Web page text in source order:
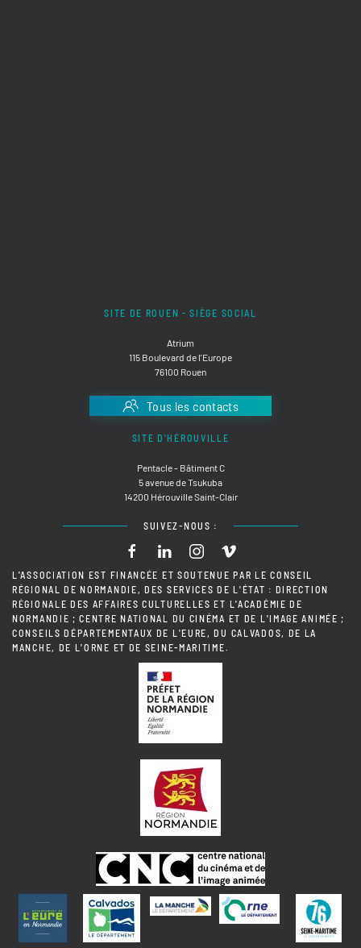
SITE DE ROUEN - SIÈGE SOCIAL
Atrium
115 Boulevard de l'Europe
76100 Rouen
Tous les contacts
SITE D'HÉROUVILLE
Pentacle - Bâtiment C
5 avenue de Tsukuba
14200 Hérouville Saint-Clair
SUIVEZ-NOUS :
L'ASSOCIATION EST FINANCÉE ET SOUTENUE PAR LE CONSEIL
RÉGIONAL DE NORMANDIE, DES SERVICES DE L'ÉTAT : DIRECTION
RÉGIONALE DES AFFAIRES CULTURELLES ET L'ACADÉMIE DE
NORMANDIE ; CENTRE NATIONAL DU CINÉMA ET DE L'IMAGE ANIMÉE ;
CONSEILS DÉPARTEMENTAUX DE L'EURE, DU CALVADOS, DE LA
MANCHE, DE L'ORNE ET DE SEINE-MARITIME.